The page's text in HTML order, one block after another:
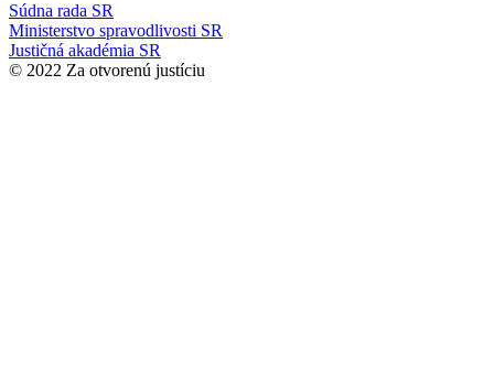
Súdna rada SR
Ministerstvo spravodlivosti SR
Justičná akadémia SR
© 2022 Za otvorenú justíciu